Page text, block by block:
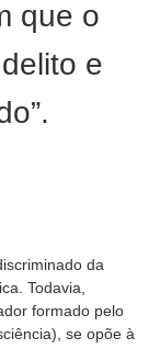
que o
e
da
Todavia,
formado pelo
se opõe à